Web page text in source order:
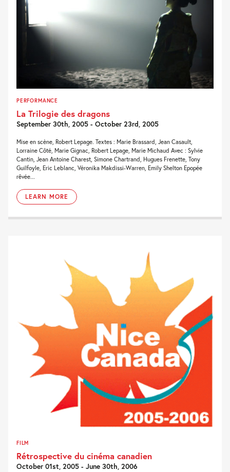
PERFORMANCE
La Trilogie des dragons
September 30th, 2005 - October 23rd, 2005
Mise en scène, Robert Lepage. Textes : Marie Brassard, Jean Casault,
Lorraine Côté, Marie Gignac, Robert Lepage, Marie Michaud Avec : Sylvie
Cantin, Jean Antoine Charest, Simone Chartrand, Hugues Frenette, Tony
Guilfoyle, Eric Leblanc, Véronika Makdissi-Warren, Emily Shelton Epopée
rêvée...
LEARN MORE
FILM
Rétrospective du cinéma canadien
October 01st, 2005 - June 30th, 2006